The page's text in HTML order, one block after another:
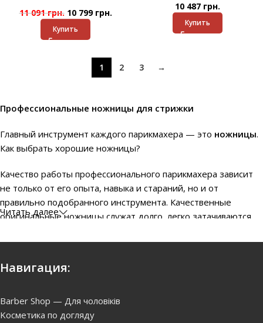
11 091грн. 10 799 грн.
Купить
10 487 грн.
Купить
1 2 3 →
Профессиональные ножницы для стрижки
Главный инструмент каждого парикмахера — это ножницы.
Как выбрать хорошие ножницы?
Качество работы профессионального парикмахера зависит
не только от его опыта, навыка и стараний, но и от
правильно подобранного инструмента. Качественные
оригинальные ножницы служат долго, легко затачиваются,
воспроизводить стрижки любой сложности. Перед покупкой
руках. Современные производители выпускают разные
комплект должен включать сменные вставки для колец. Они
необходимы для уменьшения трения пальцев о металл.
Читать далее
Навигация:
Barber Shop — Для чоловіків
Kосметика по догляду